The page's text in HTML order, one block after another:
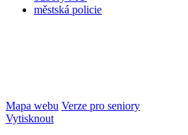
městská policie
Mapa webu Verze pro seniory
Vytisknout